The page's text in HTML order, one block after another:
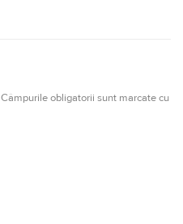
Câmpurile obligatorii sunt marcate cu